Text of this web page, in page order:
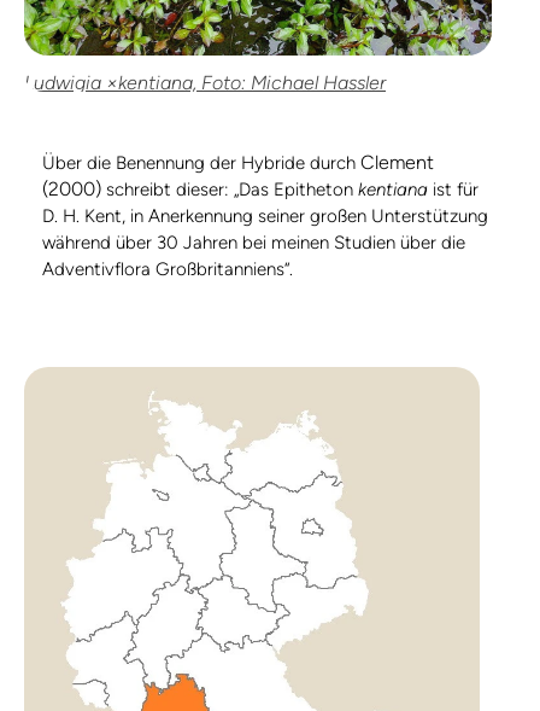
Ludwigia ×kentiana, Foto: Michael Hassler
Über die Benennung der Hybride durch Clement
(2000) schreibt dieser: „Das Epitheton kentiana ist für
D. H. Kent, in Anerkennung seiner großen Unterstützung
während über 30 Jahren bei meinen Studien über die
Adventivflora Großbritanniens“.